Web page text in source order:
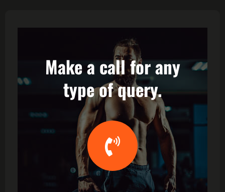
Make a call for any
type of query.